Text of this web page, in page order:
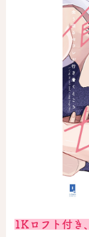
会社概要
採用情報
オーバーラップ
1Kロフト付き